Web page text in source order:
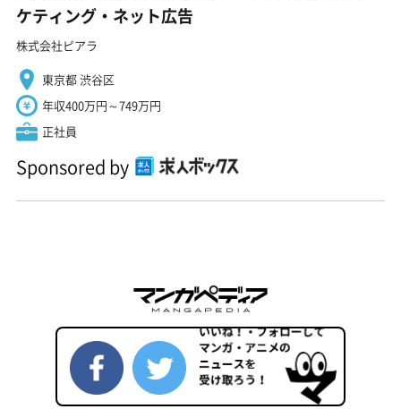
ケティング・ネット広告
株式会社ピアラ
東京都 渋谷区
年収400万円～749万円
正社員
Sponsored by